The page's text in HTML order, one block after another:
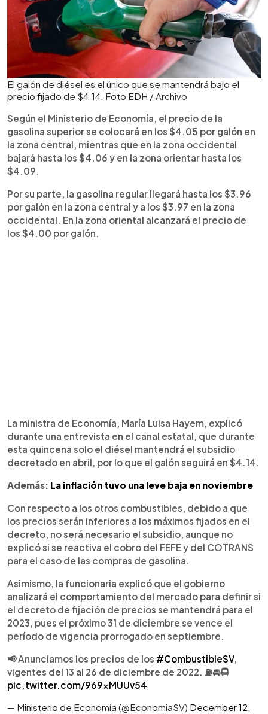
El galón de diésel es el único que se mantendrá bajo el
precio fijado de $4.14. Foto EDH / Archivo
Según el Ministerio de Economía, el precio de la
gasolina superior se colocará en los $4.05 por galón en
la zona central, mientras que en la zona occidental
bajará hasta los $4.06 y en la zona orientar hasta los
$4.09.
Por su parte, la gasolina regular llegará hasta los $3.96
por galón en la zona central y a los $3.97 en la zona
occidental. En la zona oriental alcanzará el precio de
los $4.00 por galón.
La ministra de Economía, María Luisa Hayem, explicó
durante una entrevista en el canal estatal, que durante
esta quincena solo el diésel mantendrá el subsidio
decretado en abril, por lo que el galón seguirá en $4.14.
Además: La inflación tuvo una leve baja en noviembre
Con respecto a los otros combustibles, debido a que
los precios serán inferiores a los máximos fijados en el
decreto, no será necesario el subsidio, aunque no
explicó si se reactiva el cobro del FEFE y del COTRANS
para el caso de las compras de gasolina.
Asimismo, la funcionaria explicó que el gobierno
analizará el comportamiento del mercado para definir si
el decreto de fijación de precios se mantendrá para el
2023, pues el próximo 31 de diciembre se vence el
período de vigencia prorrogado en septiembre.
📢 Anunciamos los precios de los #CombustibleSV,
vigentes del 13 al 26 de diciembre de 2022. ⛽🚘🚍
pic.twitter.com/969xMUUv54
— Ministerio de Economía (@EconomiaSV) December 12,